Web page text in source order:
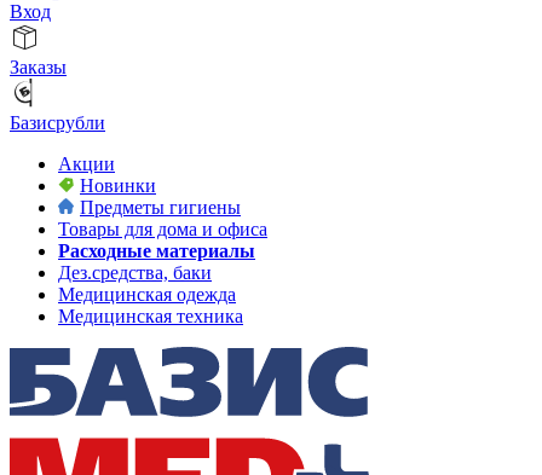
Вход
Заказы
Базисрубли
Акции
Новинки
Предметы гигиены
Товары для дома и офиса
Расходные материалы
Дез.средства, баки
Медицинская одежда
Медицинская техника